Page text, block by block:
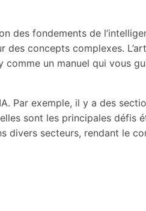
des fondements de
concepts complexes.
un manuel qui vous
Par exemple, il y a des
sont les principales défis
divers secteurs, rendant le